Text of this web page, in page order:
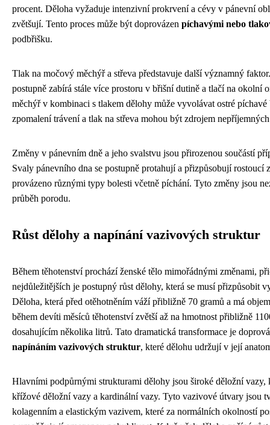
procent. Děloha vyžaduje intenzivní prokrvení a cévy v pánevní
zvětšují. Tento proces může být doprovázen píchavými nebo
podbřišku.
Tlak na močový měchýř a střeva představuje další významný
postupně zabírá stále více prostoru v břišní dutině a tlačí na okolní
měchýř v kombinaci s tlakem dělohy může vyvolávat ostré píchavé
zpomalení trávení a tlak na střeva mohou být zdrojem
Změny v pánevním dně a jeho svalstvu jsou přirozenou součástí
Svaly pánevního dna se postupně protahují a přizpůsobují rostoucí
provázeno různými typy bolesti včetně píchání. Tyto změny jsou
průběh porodu.
Růst dělohy a napínání vazivových struktur
Během těhotenství prochází ženské tělo mimořádnými změnami,
nejdůležitějších je postupný růst dělohy, která se musí přizpůsobit
Děloha, která před otěhotněním váží přibližně 70 gramů a má
během devíti měsíců těhotenství zvětší až na hmotnost přibližně
dosahujícím několika litrů. Tato dramatická transformace je
napínáním vazivových struktur, které dělohu udržují v její
Hlavními podpůrnými strukturami dělohy jsou široké děložní vazy,
křížové děložní vazy a kardinální vazy. Tyto vazivové útvary jsou
kolagenním a elastickým vazivem, které za normálních okolností